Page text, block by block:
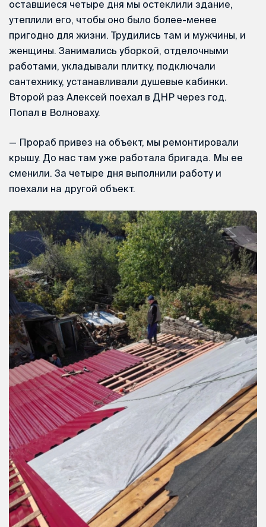
оставшиеся четыре дня мы остеклили здание,
утеплили его, чтобы оно было более-менее
пригодно для жизни. Трудились там и мужчины, и
женщины. Занимались уборкой, отделочными
работами, укладывали плитку, подключали
сантехнику, устанавливали душевые кабинки.
Второй раз Алексей поехал в ДНР через год.
Попал в Волноваху.
— Прораб привез на объект, мы ремонтировали
крышу. До нас там уже работала бригада. Мы ее
сменили. За четыре дня выполнили работу и
поехали на другой объект.